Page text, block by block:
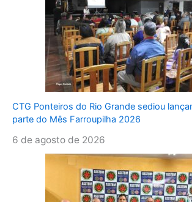
CTG Ponteiros do Rio Grande sediou
parte do Mês Farroupilha 2026
6 de agosto de 2026